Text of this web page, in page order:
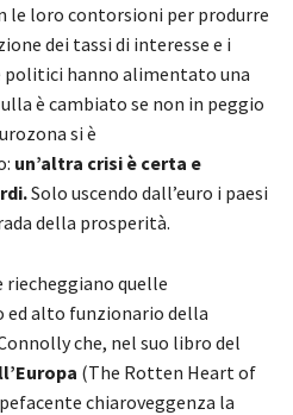
le loro contorsioni per produrre
dei tassi di interesse e i
hanno alimentato una
è cambiato se non in peggio
si è
un’altra crisi è certa e
Solo uscendo dall’euro i paesi
della prosperità.
riecheggiano quelle
ed alto funzionario della
che, nel suo libro del
(The Rotten Heart of
chiaroveggenza la